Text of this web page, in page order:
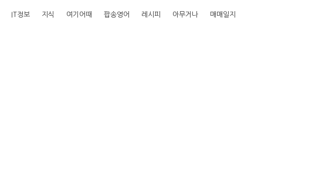
IT정보 지식 여기어때 팝송영어 레시피 아무거나 매매일지